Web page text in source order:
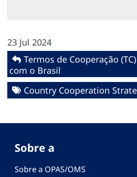
23 Jul 2024
Termos de Cooperação
com o Brasil
Country Cooperation
Sobre a
Sobre a OPAS/OMS